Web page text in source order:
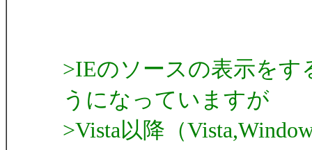
>IEのソースの表示を
うになっていますが
>Vista以降（